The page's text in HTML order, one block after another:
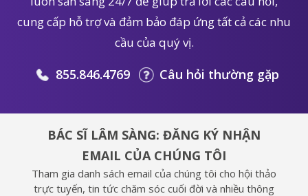
cung cấp hỗ trợ và đảm bảo đáp ứng tất cả các nhu
cầu của quý vị.
855.846.4769 Câu hỏi thường gặp
BÁC SĨ LÂM SÀNG: ĐĂNG KÝ NHẬN
EMAIL CỦA CHÚNG TÔI
Tham gia danh sách email của chúng tôi cho hội thảo
trực tuyến, tin tức chăm sóc cuối đời và nhiều thông